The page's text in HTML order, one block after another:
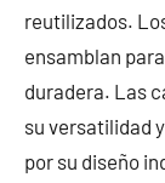
reutilizados.
ensamblan
duradera. Las
su versatilidad
por su diseño